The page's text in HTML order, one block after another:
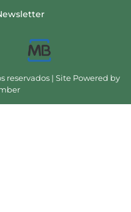
reservados | Site Powered by